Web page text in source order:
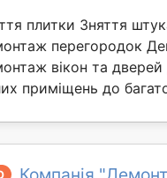
плитки Зняття
перегородок
вікон та дверей
приміщень до